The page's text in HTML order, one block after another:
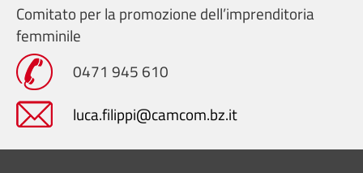
Comitato per la promozione dell’imprenditoria
femminile
0471 945 610
luca.filippi@camcom.bz.it